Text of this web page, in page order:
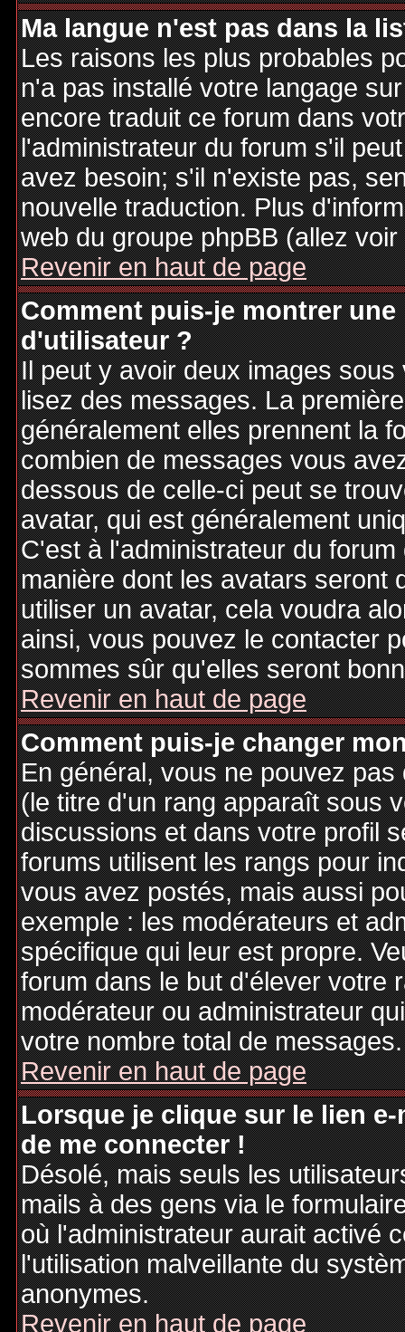
Ma langue n'est pas dans la
Les raisons les plus probables
n'a pas installé votre langage
encore traduit ce forum dans
l'administrateur du forum s'il
avez besoin; s'il n'existe pas,
nouvelle traduction. Plus
web du groupe phpBB (allez
Revenir en haut de page
Comment puis-je montrer
d'utilisateur ?
Il peut y avoir deux images
lisez des messages. La
généralement elles prennent la
combien de messages vous
dessous de celle-ci peut se
avatar, qui est généralement
C'est à l'administrateur du
manière dont les avatars seront
utiliser un avatar, cela voudra
ainsi, vous pouvez le contacter
sommes sûr qu'elles seront
Revenir en haut de page
Comment puis-je changer
En général, vous ne pouvez
(le titre d'un rang apparaît sous
discussions et dans votre profil
forums utilisent les rangs pour
vous avez postés, mais aussi
exemple : les modérateurs et
spécifique qui leur est propre.
forum dans le but d'élever votre
modérateur ou administrateur
votre nombre total de messages.
Revenir en haut de page
Lorsque je clique sur le lien
de me connecter !
Désolé, mais seuls les
mails à des gens via le
où l'administrateur aurait activé
l'utilisation malveillante du
anonymes.
Revenir en haut de page